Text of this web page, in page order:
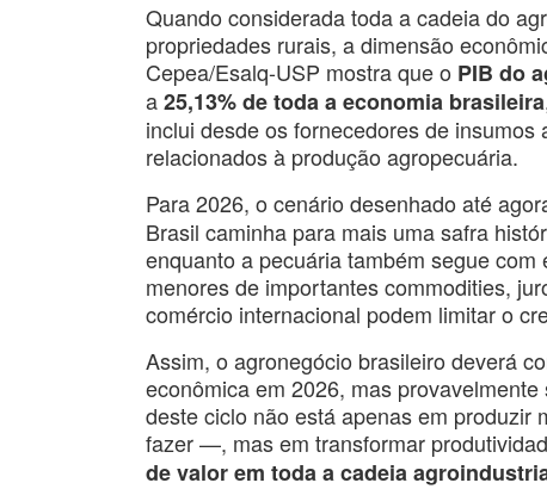
Quando considerada toda a cadeia do
propriedades rurais, a dimensão
Cepea/Esalq-USP mostra que o PIB do
a25,13% de toda a economia brasileira
inclui desde os fornecedores de
relacionados à produção agropecuária.
Para 2026, o cenário desenhado até
Brasil caminha para mais uma safra
enquanto a pecuária também segue
menores de importantes commodities,
comércio internacional podem limitar o
Assim, o agronegócio brasileiro deverá
econômica em 2026, mas
deste ciclo não está apenas em
fazer —, mas em transformar
de valor em toda a cadeia